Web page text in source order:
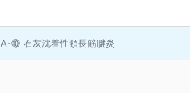
A-⑩ 石灰沈着性頸長筋腱炎